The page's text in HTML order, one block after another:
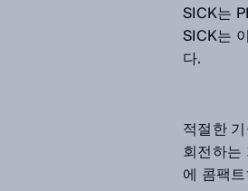
SICK는
SICK는
다.
적절한
회전하
에 콤팩